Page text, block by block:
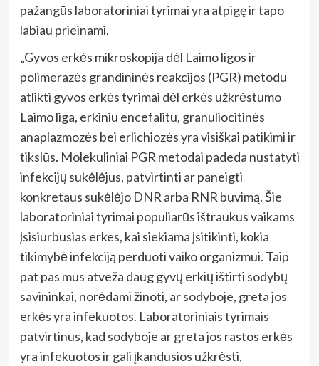
pažangūs laboratoriniai tyrimai yra atpigę ir tapo
labiau prieinami.
„Gyvos erkės mikroskopija dėl Laimo ligos ir
polimerazės grandininės reakcijos (PGR) metodu
atlikti gyvos erkės tyrimai dėl erkės užkrėstumo
Laimo liga, erkiniu encefalitu, granuliocitinės
anaplazmozės bei erlichiozės yra visiškai patikimi ir
tikslūs. Molekuliniai PGR metodai padeda nustatyti
infekcijų sukėlėjus, patvirtinti ar paneigti
konkretaus sukėlėjo DNR arba RNR buvimą. Šie
laboratoriniai tyrimai populiarūs ištraukus vaikams
įsisiurbusias erkes, kai siekiama įsitikinti, kokia
tikimybė infekciją perduoti vaiko organizmui. Taip
pat pas mus atveža daug gyvų erkių ištirti sodybų
savininkai, norėdami žinoti, ar sodyboje, greta jos
erkės yra infekuotos. Laboratoriniais tyrimais
patvirtinus, kad sodyboje ar greta jos rastos erkės
yra infekuotos ir gali įkandusios užkrėsti,